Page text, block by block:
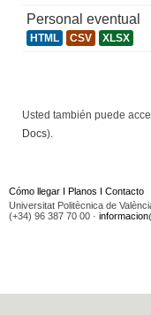
Personal eventual
HTML CSV XLSX
Usted también puede
Docs).
Cómo llegar I Planos I Contacto
Universitat Politècnica de
(+34) 96 387 70 00 ·